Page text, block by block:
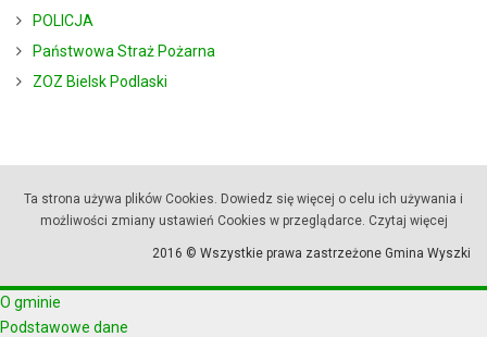
POLICJA
Państwowa Straż Pożarna
ZOZ Bielsk Podlaski
Ta strona używa plików Cookies. Dowiedz się więcej o celu ich używania i
możliwości zmiany ustawień Cookies w przeglądarce. Czytaj więcej
2016 © Wszystkie prawa zastrzeżone Gmina Wyszki
O gminie
Podstawowe dane